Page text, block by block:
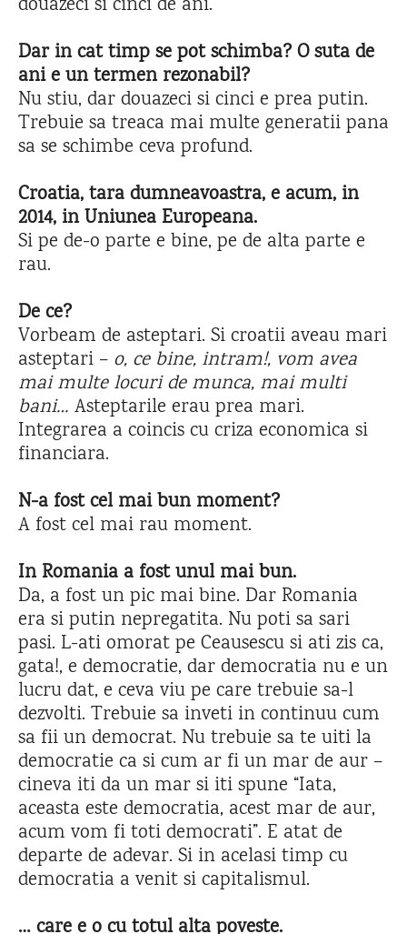
douazeci si cinci de ani.
Dar in cat timp se pot schimba? O suta de
ani e un termen rezonabil?
Nu stiu, dar douazeci si cinci e prea putin.
Trebuie sa treaca mai multe generatii pana
sa se schimbe ceva profund.
Croatia, tara dumneavoastra, e acum, in
2014, in Uniunea Europeana.
Si pe de-o parte e bine, pe de alta parte e
rau.
De ce?
Vorbeam de asteptari. Si croatii aveau mari
asteptari – o, ce bine, intram!, vom avea
mai multe locuri de munca, mai multi
bani… Asteptarile erau prea mari.
Integrarea a coincis cu criza economica si
financiara.
N-a fost cel mai bun moment?
A fost cel mai rau moment.
In Romania a fost unul mai bun.
Da, a fost un pic mai bine. Dar Romania
era si putin nepregatita. Nu poti sa sari
pasi. L-ati omorat pe Ceausescu si ati zis ca,
gata!, e democratie, dar democratia nu e un
lucru dat, e ceva viu pe care trebuie sa-l
dezvolti. Trebuie sa inveti in continuu cum
sa fii un democrat. Nu trebuie sa te uiti la
democratie ca si cum ar fi un mar de aur –
cineva iti da un mar si iti spune “Iata,
aceasta este democratia, acest mar de aur,
acum vom fi toti democrati”. E atat de
departe de adevar. Si in acelasi timp cu
democratia a venit si capitalismul.
… care e o cu totul alta poveste.